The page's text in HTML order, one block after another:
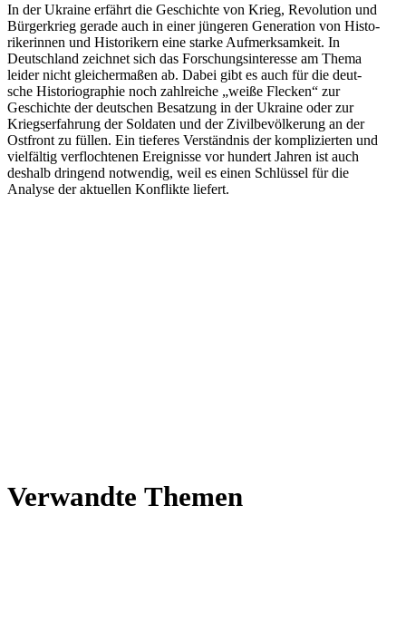
In der Ukraine erfährt die Geschichte von Krieg, Revo­lu­tion und
Bür­ger­krieg gerade auch in einer jün­ge­ren Gene­ra­tion von His­to­
ri­ke­rin­nen und His­to­ri­kern eine starke Auf­merk­sam­keit. In
Deutsch­land zeich­net sich das For­schungs­in­ter­esse am Thema
leider nicht glei­cher­ma­ßen ab. Dabei gibt es auch für die deut­
sche His­to­rio­gra­phie noch zahl­rei­che „weiße Flecken“ zur
Geschichte der deut­schen Besat­zung in der Ukraine oder zur
Kriegs­er­fah­rung der Sol­da­ten und der Zivil­be­völ­ke­rung an der
Ost­front zu füllen. Ein tie­fe­res Ver­ständ­nis der kom­pli­zier­ten und
viel­fäl­tig ver­floch­te­nen Ereig­nisse vor hundert Jahren ist auch
deshalb drin­gend not­wen­dig, weil es einen Schlüs­sel für die
Analyse der aktu­el­len Kon­flikte liefert.
Ver­wandte Themen